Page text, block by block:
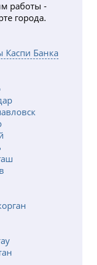
работы -
города.
Каспи Банка